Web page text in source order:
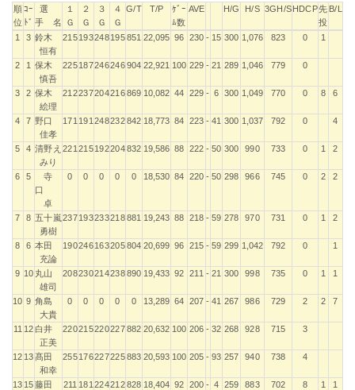
順
位
ｺｰ
ﾄﾞ
選
手 名
１
Ｇ
２
Ｇ
３
Ｇ
４
Ｇ
G/T T/P
ｹﾞｰ
ﾑ数
AVE H/G H/S 3GH/SHDCP先
投
B/L
順
ｺｰ
選
手 名
１
２
３
４ G/T T/P
ｹﾞｰ AVE H/G H/S 3GH/S HDCP
先
1 3 鈴木
恒有
215193248195851 22,095 96 230 - 15 300 1,076 823 0 1
2 1
保木
慎吾
225187246246904 22,921 100 229 - 21 289 1,046 779 0
3 2 保木
絵理
212237204216869 10,082 44 229 - 6 300 1,049 770 0 8 6
4 7 野口
佳孝
171 191 248232842 18,773 84 223 - 41 300 1,037 792 0 4
5 4 清野え
みり
221 215192204832 19,586 88 222 - 50 300 990 733 0 1 2
6 5
寺
口
卓
0 0 0 0 0 18,530 84 220 - 50 298 966 745 0 2 2
7 8 五十嵐
勇樹
237193233218881 19,243 88 218 - 59 278 970 731 0 1 2
8 6 本田
充論
190246163205804 20,699 96 215 - 59 299 1,042 792 0 1
9 10 丸山
雄司
208230214238890 19,433 92 211 - 21 300 998 735 0 1 1
10 9 角島
大貴
0 0 0 0 0 13,289 64 207 - 41 267 986 729 2 2 7
11 12白井
正美
220215220227882 20,632 100 206 - 32 268 928 715 3
12 13髙田
和幸
255176227225883 20,593 100 205 - 93 257 940 738 4
13 15藤田
211 181 224212828 18,404 92 200 - 4 259 883 702 8 1 1